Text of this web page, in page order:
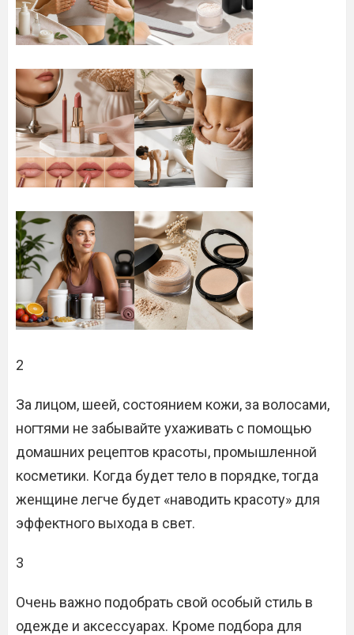
2
За лицом, шеей, состоянием кожи, за волосами,
ногтями не забывайте ухаживать с помощью
домашних рецептов красоты, промышленной
косметики. Когда будет тело в порядке, тогда
женщине легче будет «наводить красоту» для
эффектного выхода в свет.
3
Очень важно подобрать свой особый стиль в
одежде и аксессуарах. Кроме подбора для